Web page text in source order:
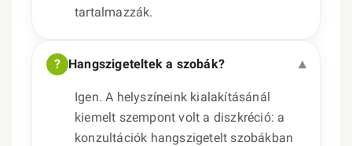
tartalmazzák.
Hangszigeteltek a szobák?
Igen. A helyszíneink kialakításánál
kiemelt szempont volt a diszkréció: a
konzultációk hangszigetelt szobákban